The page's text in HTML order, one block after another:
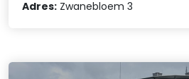
Adres: Zwanebloem 3